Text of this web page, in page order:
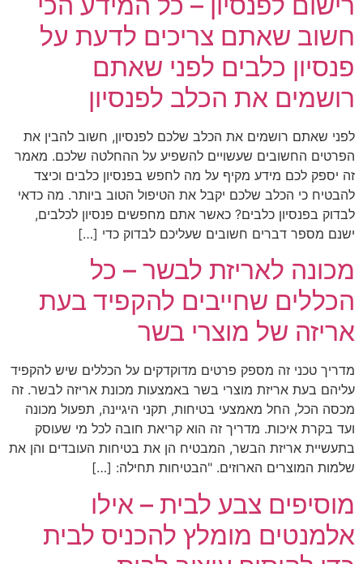
חשוב שאתם צריכים לדעת על
פנסיון כלבים לפני שאתם
רושמים את הכלב לפנסיון
לפני שאתם רושמים את הכלב שלכם לפנסיון, חשוב להבין את
הפרטים החשובים שעשויים להשפיע על ההחלטה שלכם. מאמר
זה יספק לכם מידע מקיף על מה לחפש בפנסיון כלבים וכיצד
להבטיח כי הכלב שלכם יקבל את הטיפול הטוב ביותר. מה כדאי
לבדוק בפנסיון כלבים? כאשר אתם מחפשים פנסיון לכלבים,
ישנם מספר דברים חשובים שעליכם לבדוק כדי […]
מכונה לאריזת לבשר – כל
הכללים שחייבים להקפיד בעת
אריזה של מוצרי בשר
מדריך טכני זה מספק פרטים מדוקדקים על הכללים שיש להקפיד
עליהם בעת אריזת מוצרי בשר באמצעות מכונת אריזה לבשר. זה
מכסה הכל, החל מאמצעי בטיחות, תקני היגיינה, תפעול מכונה
ועד בקרת איכות. מדריך זה הוא קריאת חובה לכל מי שעוסק
בתעשיית אריזת הבשר, המבטיח הן את בטיחות העובדים והן את
שלמות המוצרים הארוזים. "הבטיחות תחילה: […]
מוסיפים צבע לבית – אילו
אלמנטים מומלץ להכניס לבית